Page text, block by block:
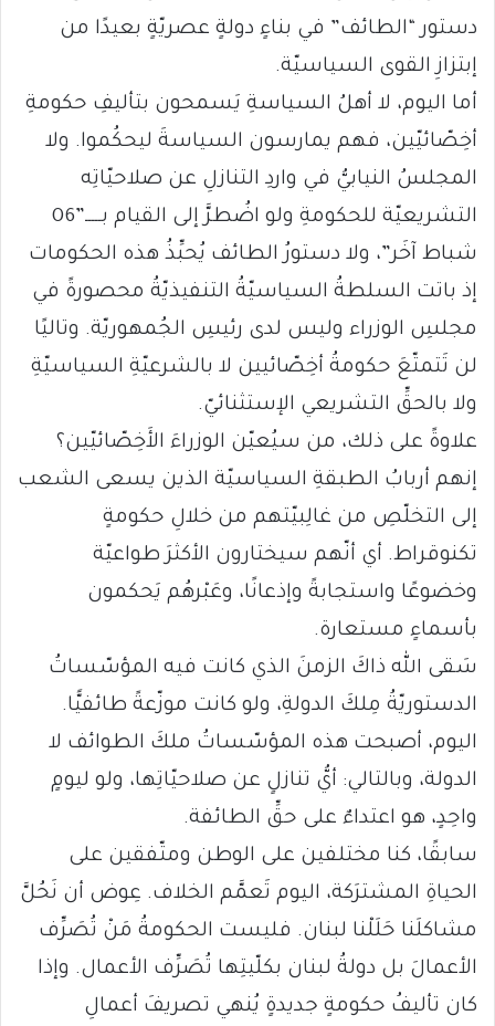
دستور “الطائف” في بناءٍ دولةٍ عصريّةٍ بعيدًا من
إبتزازِ القوى السياسيّة.
أما اليوم، لا أهلُ السياسةِ يَسمحون بتأليفِ حكومةِ
أخِصّائيّين، فهم يمارسون السياسةَ ليحكُموا. ولا
المجلسُ النيابيُّ في واردِ التنازلِ عن صلاحيّاتِه
التشريعيّة للحكومةِ ولو اضُطرَّ إلى القيام بـــــ”06
شباط آخَر”، ولا دستورُ الطائف يُحبِّذُ هذه الحكومات
إذ باتت السلطةُ السياسيّةُ التنفيذيّةُ محصورةً في
مجلسِ الوزراء وليس لدى رئيسِ الجُمهوريّة. وتاليًا
لن تَتمتّعَ حكومةُ أخِصّائيين لا بالشرعيّةِ السياسيّةِ
ولا بالحقِّ التشريعي الإستثنائيّ.
علاوةً على ذلك، من سيُعيّن الوزراءَ الأَخِصّائيّين؟
إنهم أربابُ الطبقةِ السياسيّة الذين يسعى الشعب
إلى التخلّصِ من غالِبيّتهم من خلالِ حكومةٍ
تكنوقراط. أي أنّهم سيختارون الأكثرَ طواعيّة
وخضوعًا واستجابةً وإذعانًا، وعَبْرهُم يَحكمون
بأسماءٍ مستعارة.
سَقى الله ذاكَ الزمنَ الذي كانت فيه المؤسّساتُ
الدستوريّةُ مِلكَ الدولةِ، ولو كانت موزّعةً طائفيًّا.
اليوم، أصبحت هذه المؤسّساتُ ملكَ الطوائف لا
الدولة، وبالتالي: أيُّ تنازلٍ عن صلاحيّاتِها، ولو ليومٍ
واحِدٍ، هو اعتداءٌ على حقِّ الطائفة.
سابقًا، كنا مختلفين على الوطن ومتّفقين على
الحياةِ المشترَكة، اليوم تَعمَّم الخلاف. عِوض أن نَحُلَّ
مشاكلَنا حَلَلْنا لبنان. فليست الحكومةُ مَنْ تُصَرِّف
الأعمالَ بل دولةُ لبنان بكلّيتِها تُصَرِّف الأعمال. وإذا
كان تأليفُ حكومةٍ جديدةٍ يُنهي تصريفَ أعمالِ